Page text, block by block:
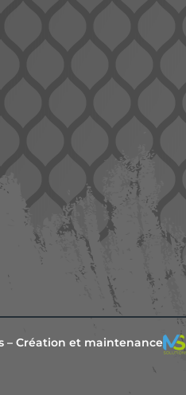
– Création et maintenance